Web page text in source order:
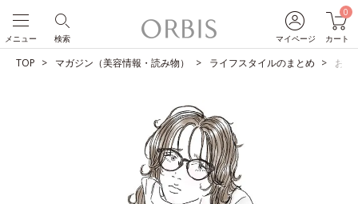
マイページ
0
カート
検索
メニュー
TOP マガジン（美容情報・読み物） ライフスタイルのまとめ お風